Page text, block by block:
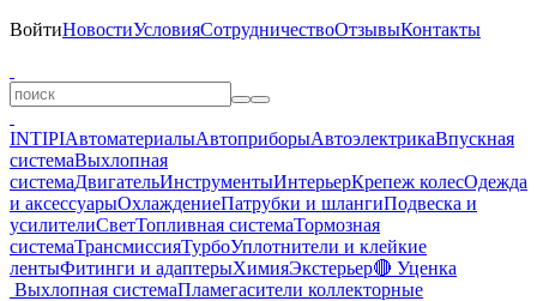
ВойтиНовостиУсловияСотрудничествоОтзывыКонтакты
INTIPIАвтоматериалыАвтоприборыАвтоэлектрикаВпускная
системаВыхлопная
системаДвигательИнструментыИнтерьерКрепеж колесОдежда
и аксессуарыОхлаждениеПатрубки и шлангиПодвеска и
усилителиСветТопливная системаТормозная
системаТрансмиссияТурбоУплотнители и клейкие
лентыФитинги и адаптерыХимияЭкстерьер🔴 Уценка
Выхлопная системаПламегасители коллекторные